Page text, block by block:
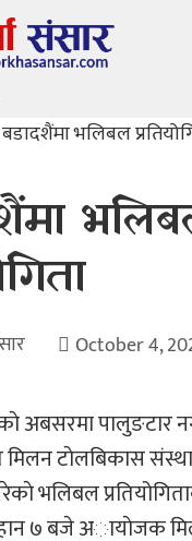
बडादशैंमा भलिबल
October 4,
अबसरमा पालुङटार
मिलन टाेलबिकास
भलिबल
७ बजे अायाेजक